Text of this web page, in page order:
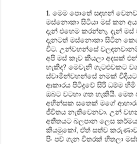
1. මෙම පොතේ සඳහන්
මස්නොකා සිටියා මස් කන
දැන් එහෙම කරන්නෑ. දැන්
දැනටත් මස්නොකා සිටින
විට. උන්වහන්සේ
අපි මස් කෑව කියලා අදසක්
හැකිද? මෙවැනි ගැටළුවකට
ස්වාමීන්වහන්සේ නමක්
ආකාරය පිටිදූවේ සිරි ධම්ම
ඔබට වටහා ගත හැකියි.
අහින්සක සතෙක් මගේ
ජීවිතය නැතිවෙනවා. උන්
අතීතයට බලපාන ලෙස
කියමුකෝ, ඒත් සත්ව
පිං පව් ගැන විතරක් හිතලා